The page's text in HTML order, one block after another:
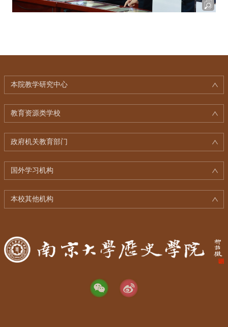
本院教学研究中心
教育资源类学校
政府机关教育部门
国外学习机构
本校其他机构